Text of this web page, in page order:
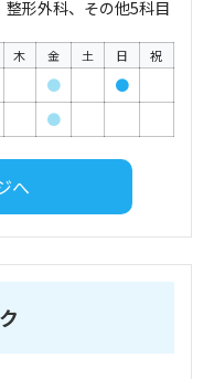
形外科、その他5科目
木 金 土 日 祝
●
●
●
へ